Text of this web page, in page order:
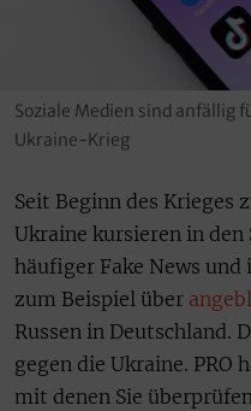
Soziale Medien sind anfällig
Ukraine-Krieg
Seit Beginn des Krieges
Ukraine kursieren in
häufiger Fake News
zum Beispiel über
Russen in Deutschland.
gegen die Ukraine. PRO
mit denen Sie